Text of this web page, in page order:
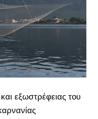
εξωστρέφειας του